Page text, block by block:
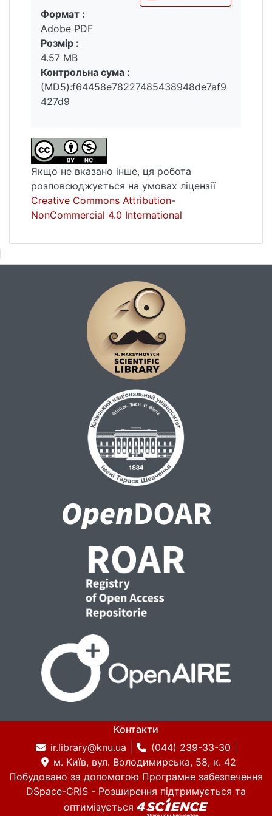
Вантажиться...
Формат :
Adobe PDF
Розмір :
4.57 MB
Контрольна сума :
(MD5):f64458e78227485438948de7af9
427d9
Якщо не вказано інше, ця робота
розповсюджується на умовах ліцензії
Creative Commons Attribution-
NonCommercial 4.0 International
Контакти
ir.library@knu.ua
(044) 239-33-30
м. Київ, вул. Володимирська, 58, к. 42
Побудовано за допомогою Програмне забезпечення
DSpace-CRIS - Розширення підтримується та
оптимізується